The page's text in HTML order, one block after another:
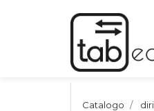
Catalogo